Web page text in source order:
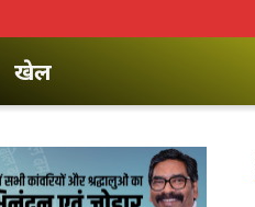
खेल